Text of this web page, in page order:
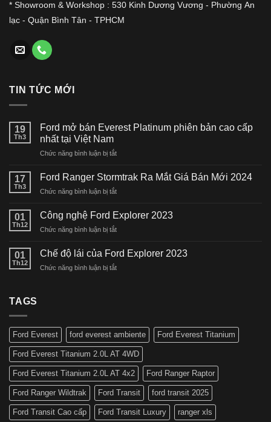
* Showroom & Workshop : 530 Kinh Dương Vương - Phường An
lạc - Quận Bình Tân - TPHCM
TIN TỨC MỚI
19
Th3
Ford mở bán Everest Platinum phiên bản cao cấp
nhất tại Việt Nam
Chức năng bình luận bị tắtở
mở
Everest
phiên
nhất
tại
17
Th3
Ford Ranger Stormtrak Ra Mắt Giá Bán Mới 2024
Chức năng bình luận bị tắtở
Ranger
Stormtrak
Ra
Giá
01
Th12
Công nghệ Ford Explorer 2023
Chức năng bình luận bị tắtở
nghệ
Explorer
01
Th12
Chế độ lái của Ford Explorer 2023
Chức năng bình luận bị tắtở
Explorer
2023
TAGS
Ford Everest ford everest ambiente Ford Everest Titanium
Ford Everest Titanium 2.0L AT 4WD
Ford Everest Titanium 2.0L AT 4x2 Ford Ranger Raptor
Ford Ranger Wildtrak Ford Transit ford transit 2025
Ford Transit Cao cấp Ford Transit Luxury ranger xls